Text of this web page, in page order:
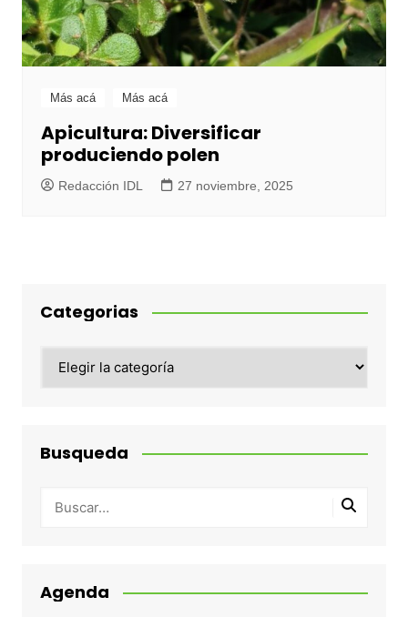
Más acá Más acá
Apicultura: Diversificar
produciendo polen
Redacción IDL 27 noviembre, 2025
Categorias
Busqueda
Agenda